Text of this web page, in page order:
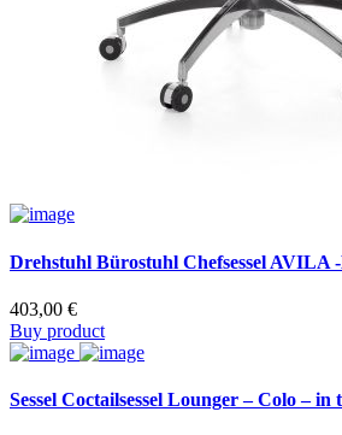
Drehstuhl Bürostuhl Chefsessel AVILA
403,00 €
Buy product
Sessel Coctailsessel Lounger – Colo –